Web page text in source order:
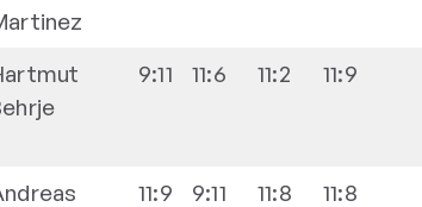
9:11 11:6 11:2 11:9
11:9 9:11 11:8 11:8